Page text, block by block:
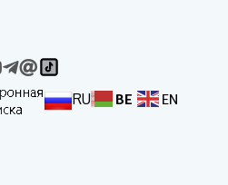
RU BE EN